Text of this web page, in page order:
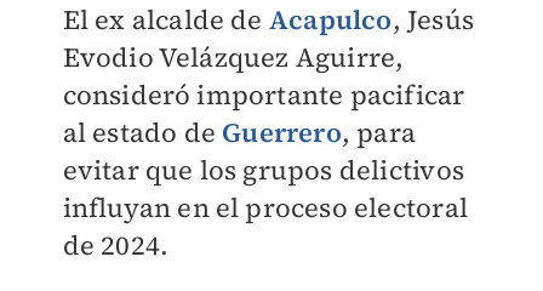
El ex alcalde de Acapulco, Jesús
Evodio Velázquez Aguirre,
consideró importante pacificar
al estado de Guerrero, para
evitar que los grupos delictivos
influyan en el proceso electoral
de 2024.